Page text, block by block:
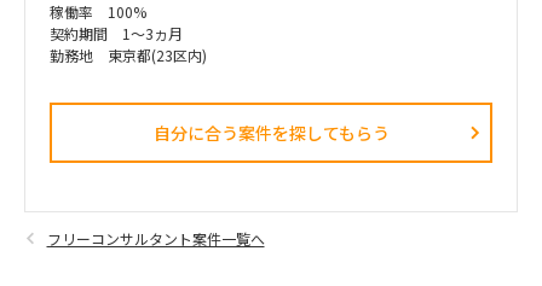
稼働率 100%
契約期間 1～3ヵ月
勤務地 東京都(23区内)
自分に合う案件を探してもらう​
フリーコンサルタント案件一覧へ